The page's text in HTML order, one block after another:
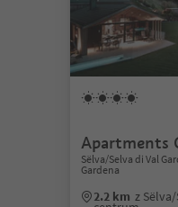
Apartments
Sëlva/Selva di Val
Gardena
2.2 km z